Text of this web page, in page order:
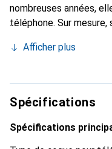
nombreuses années,
téléphone. Sur
et indispensable pour
marque Noreve est un
exigeante.
Afficher plus
Spécifications
Spécifications